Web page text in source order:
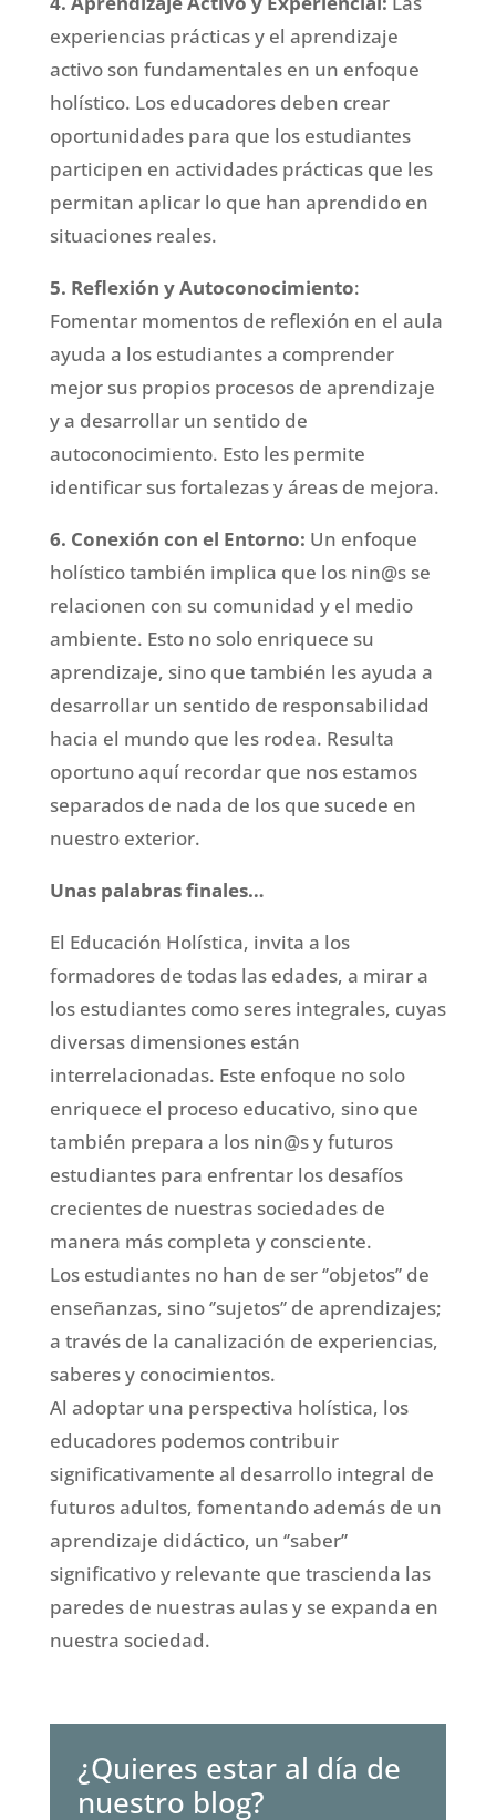
experiencias prácticas y el aprendizaje
activo son fundamentales en un enfoque
holístico. Los educadores deben crear
oportunidades para que los estudiantes
participen en actividades prácticas que les
permitan aplicar lo que han aprendido en
situaciones reales.
5. Reflexión y Autoconocimiento:
Fomentar momentos de reflexión en el aula
ayuda a los estudiantes a comprender
mejor sus propios procesos de aprendizaje
y a desarrollar un sentido de
autoconocimiento. Esto les permite
identificar sus fortalezas y áreas de mejora.
6. Conexión con el Entorno: Un enfoque
holístico también implica que los nin@s se
relacionen con su comunidad y el medio
ambiente. Esto no solo enriquece su
aprendizaje, sino que también les ayuda a
desarrollar un sentido de responsabilidad
hacia el mundo que les rodea. Resulta
oportuno aquí recordar que nos estamos
separados de nada de los que sucede en
nuestro exterior.
Unas palabras finales…
El Educación Holística, invita a los
formadores de todas las edades, a mirar a
los estudiantes como seres integrales, cuyas
diversas dimensiones están
interrelacionadas. Este enfoque no solo
enriquece el proceso educativo, sino que
también prepara a los nin@s y futuros
estudiantes para enfrentar los desafíos
crecientes de nuestras sociedades de
manera más completa y consciente.
Los estudiantes no han de ser ‘’objetos’’ de
enseñanzas, sino ‘’sujetos’’ de aprendizajes;
a través de la canalización de experiencias,
saberes y conocimientos.
Al adoptar una perspectiva holística, los
educadores podemos contribuir
significativamente al desarrollo integral de
futuros adultos, fomentando además de un
aprendizaje didáctico, un ‘’saber’’
significativo y relevante que trascienda las
paredes de nuestras aulas y se expanda en
nuestra sociedad.
¿Quieres estar al día de
nuestro blog?